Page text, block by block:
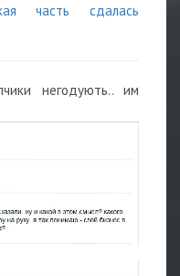
часть сдалась
негодують.. им